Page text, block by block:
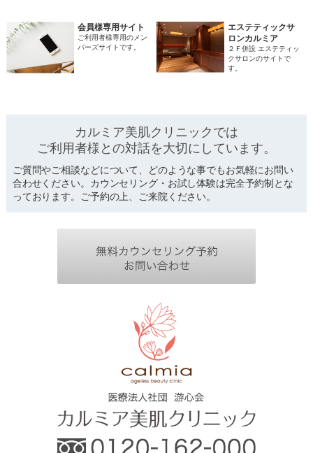
会員様専用サイト
ご利用者様専用のメン
バーズサイトです。
エステティックサ
ロンカルミア
２Ｆ併設 エステティッ
クサロンのサイトで
す。
カルミア美肌クリニックでは
ご利用者様との対話を大切にしています。
ご質問やご相談などについて、どのような事でもお気軽にお問い
合わせください。カウンセリング・お試し体験は完全予約制とな
っております。ご予約の上、ご来院ください。